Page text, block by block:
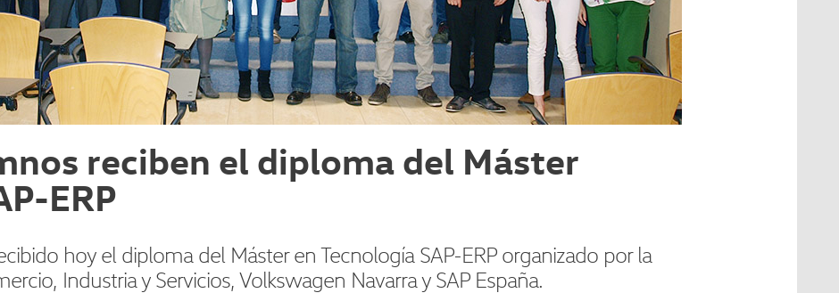
reciben el diploma del Máster
ERP
hoy el diploma del Máster en Tecnología SAP-ERP organizado por la
Industria y Servicios, Volkswagen Navarra y SAP España.